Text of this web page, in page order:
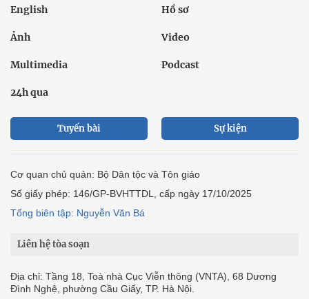
English Hồ sơ
Ảnh Video
Multimedia Podcast
24h qua
Tuyến bài Sự kiện
Cơ quan chủ quản: Bộ Dân tộc và Tôn giáo
Số giấy phép: 146/GP-BVHTTDL, cấp ngày 17/10/2025
Tổng biên tập: Nguyễn Văn Bá
Liên hệ tòa soạn
Địa chỉ: Tầng 18, Toà nhà Cục Viễn thông (VNTA), 68 Dương
Đình Nghệ, phường Cầu Giấy, TP. Hà Nội.